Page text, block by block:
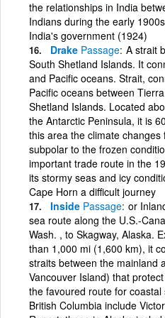
the relationships in India
Indians during the early
India's government (1924)
Drake Passage A strait
South Shetland Islands. It
and Pacific oceans. Strait,
Pacific oceans between
Shetland Islands. Located
the Antarctic Peninsula, it is
this area the climate
subpolar to the frozen
important trade route in the
its stormy seas and icy
Cape Horn a difficult journey
Inside Passage or
sea route along the U.S.-
Wash. , to Skagway, Alaska.
than 1,000 mi (1,600 km), it
straits between the mainland
Vancouver Island) that
the favoured route for
British Columbia include